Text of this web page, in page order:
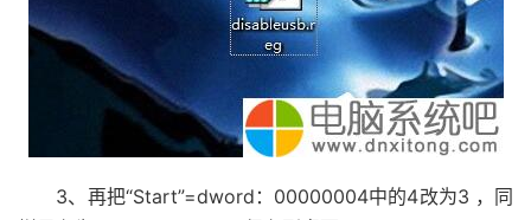
3、再把“Start”=dword：00000004中的4改为3 ，同